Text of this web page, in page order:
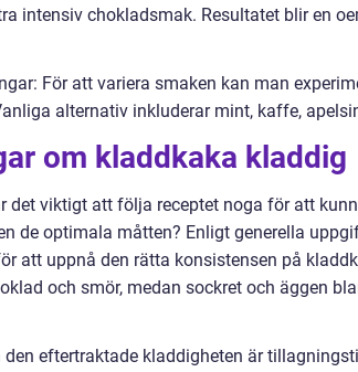
intensiv chokladsmak. Resultatet blir en
För att variera smaken kan man
alternativ inkluderar mint, kaffe,
om kladdkaka kladdig
det viktigt att följa receptet noga för att
de optimala måtten? Enligt generella
att uppnå den rätta konsistensen på
och smör, medan sockret och äggen
eftertraktade kladdigheten är